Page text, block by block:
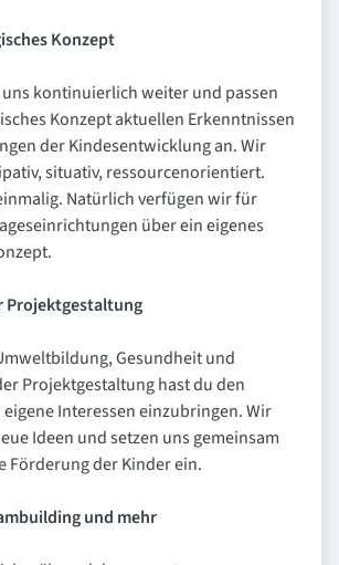
Konzept
kontinuierlich weiter und passen
Konzept aktuellen Erkenntnissen
der Kindesentwicklung an. Wir
situativ, ressourcenorientiert.
Natürlich verfügen wir für
über ein eigenes
Projektgestaltung
Gesundheit und
Projektgestaltung hast du den
Interessen einzubringen. Wir
Ideen und setzen uns gemeinsam
Förderung der Kinder ein.
und mehr